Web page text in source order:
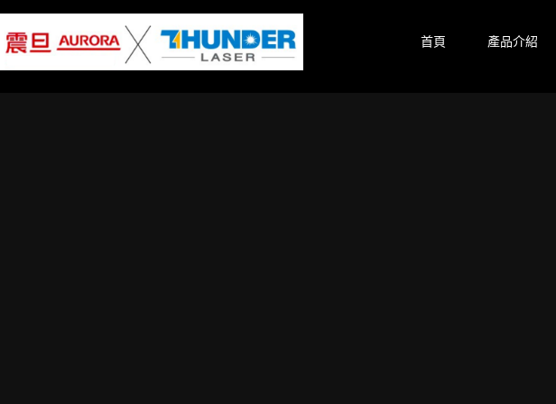
首頁 產品介紹